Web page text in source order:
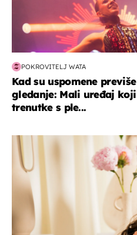
POKROVITELJ WATA
Kad su uspomene
gledanje: Mali uređaj
trenutke s ple...
moda & ljepota